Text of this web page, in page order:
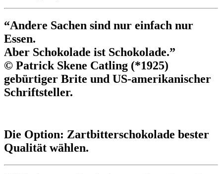
“Andere Sachen sind nur einfach nur
Essen.
Aber Schokolade ist Schokolade.”
© Patrick Skene Catling (*1925)
gebürtiger Brite und US-amerikanischer
Schriftsteller.
Die Option: Zartbitterschokolade bester
Qualität wählen.